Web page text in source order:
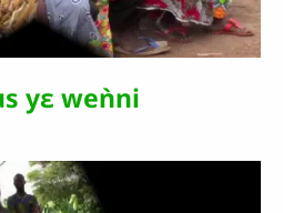
la
vidéo
yɛ weǹni